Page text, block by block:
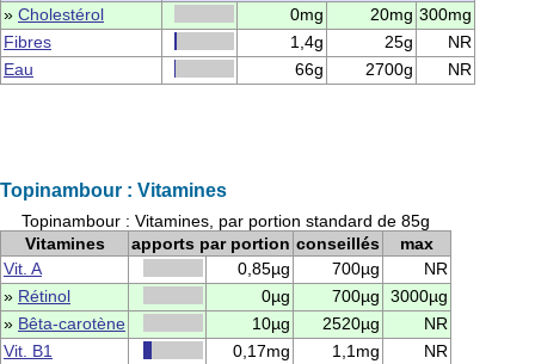
» Cholestérol 0mg 20mg 300mg
Fibres
1,4g 25g
NR
Eau
66g 2700g NR
Topinambour : Vitamines
Topinambour : Vitamines, par portion standard de 85g
Vitamines
apports par portion conseillés
max
Vit. A
0,85µg 700µg
NR
» Rétinol 0µg 700µg
3000µg
» Bêta-carotène 10µg 2520µg
NR
Vit. B1
0,17mg 1,1mg
NR